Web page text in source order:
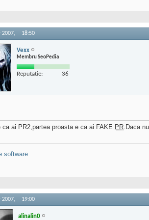
2007, 18:50
Vexx
Membru SeoPedia
Reputatie: 36
ca ai PR2,partea proasta e ca ai FAKE PR.Daca
software
2007, 19:00
alinalin0